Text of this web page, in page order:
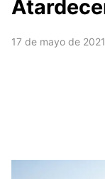
17 de mayo de 2021